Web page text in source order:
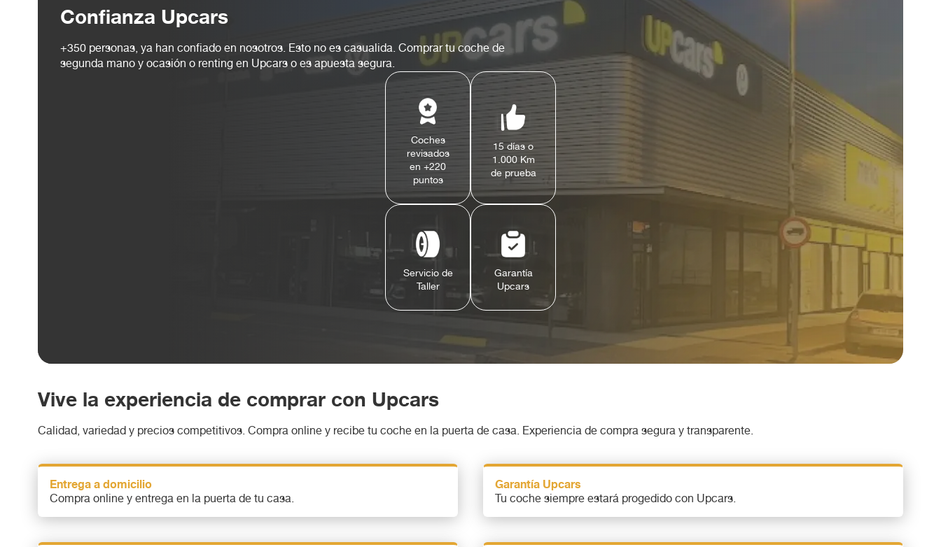
Confianza Upcars
+350 personas, ya han confiado en nosotros. Esto no es casualida. Comprar tu coche de
segunda mano y ocasión o renting en Upcars o es apuesta segura.
Coches
revisados
en +220
puntos
15 días o
1.000 Km
de prueba
Servicio de
Taller
Garantía
Upcars
Vive la experiencia de comprar con Upcars
Calidad, variedad y precios competitivos. Compra online y recibe tu coche en la puerta de casa. Experiencia de compra segura y transparente.
Entrega a domicilio
Compra online y entrega en la puerta de tu casa.
Garantía Upcars
Tu coche siempre estará progedido con Upcars.